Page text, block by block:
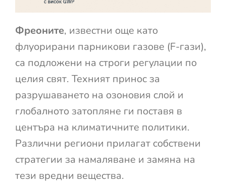
Фреоните, известни още като
флуорирани парникови газове (F-гази),
са подложени на строги регулации по
целия свят. Техният принос за
разрушаването на озоновия слой и
глобалното затопляне ги поставя в
центъра на климатичните политики.
Различни региони прилагат собствени
стратегии за намаляване и замяна на
тези вредни вещества.